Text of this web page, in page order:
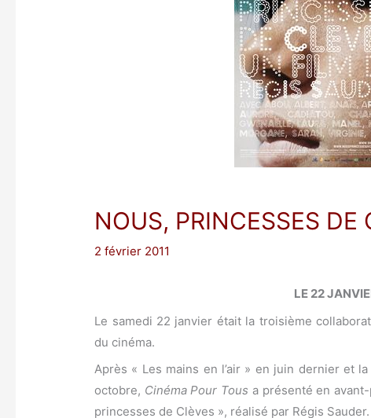
NOUS, PRINCESSES DE
2 février 2011
LE 22
Le samedi 22 janvier était la troisième
du cinéma.
Après « Les mains en l’air » en juin dernier et
octobre, Cinéma Pour Tous a présenté en
princesses de Clèves », réalisé par Régis Sauder.